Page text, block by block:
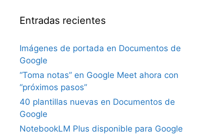
Entradas recientes
Imágenes de portada en Documentos de
Google
“Toma notas” en Google Meet ahora con
“próximos pasos”
40 plantillas nuevas en Documentos de
Google
NotebookLM Plus disponible para Google